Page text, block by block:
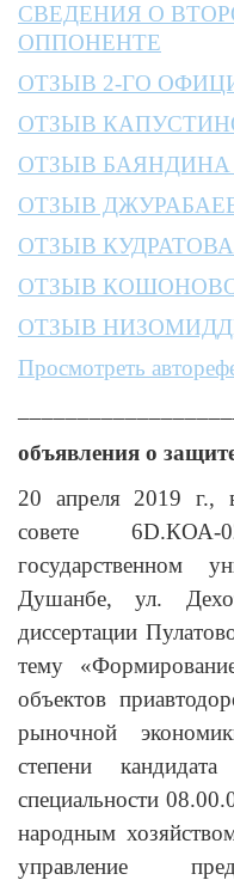
СВЕДЕНИЯ О
ОППОНЕНТЕ
ОТЗЫВ 2-ГО
ОТЗЫВ
ОТЗЫВ
ОТЗЫВ
ОТЗЫВ КУДРАТОВА
ОТЗЫВ
ОТЗЫВ
Просмотреть
объявления о
20 апреля 2019 г.,
совете
государственном
Душанбе, ул.
диссертации
тему
объектов
рыночной
степени
специальности
народным
управление